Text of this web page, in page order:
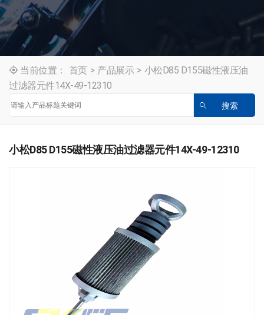
当前位置： 首页 > 产品展示 > 小松D85 D155磁性液压油
过滤器元件14X-49-12310
小松D85 D155磁性液压油过滤器元件14X-49-12310